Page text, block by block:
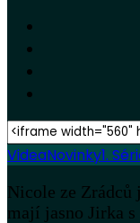
VideaNovinky1.
Nicole ze Zrádců
mají jasno Jirka